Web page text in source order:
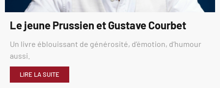
Le jeune Prussien et Gustave Courbet
Un livre éblouissant de générosité, d’émotion, d’humour
aussi.
LIRE LA SUITE